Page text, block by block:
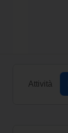
Attività